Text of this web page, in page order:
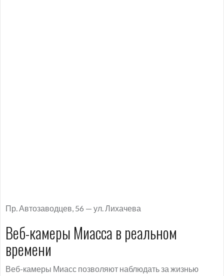
Пр. Автозаводцев, 56 — ул. Лихачева
Веб-камеры Миасса в реальном
времени
Веб-камеры Миасс позволяют наблюдать за жизнью